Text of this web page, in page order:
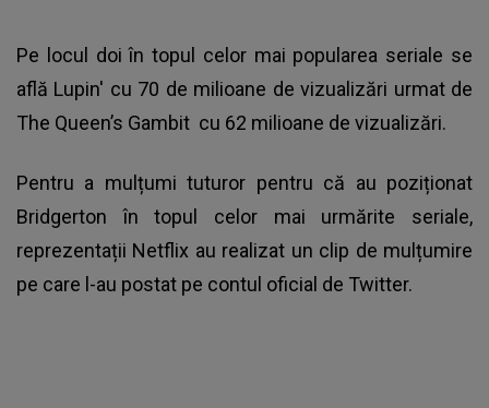
Pe locul doi în topul celor mai popularea seriale se
află Lupin' cu 70 de milioane de vizualizări urmat de
The Queen’s Gambit cu 62 milioane de vizualizări.
Pentru a mulțumi tuturor pentru că au poziționat
Bridgerton în topul celor mai urmărite seriale,
reprezentații Netflix au realizat un clip de mulțumire
pe care l-au postat pe contul oficial de Twitter.